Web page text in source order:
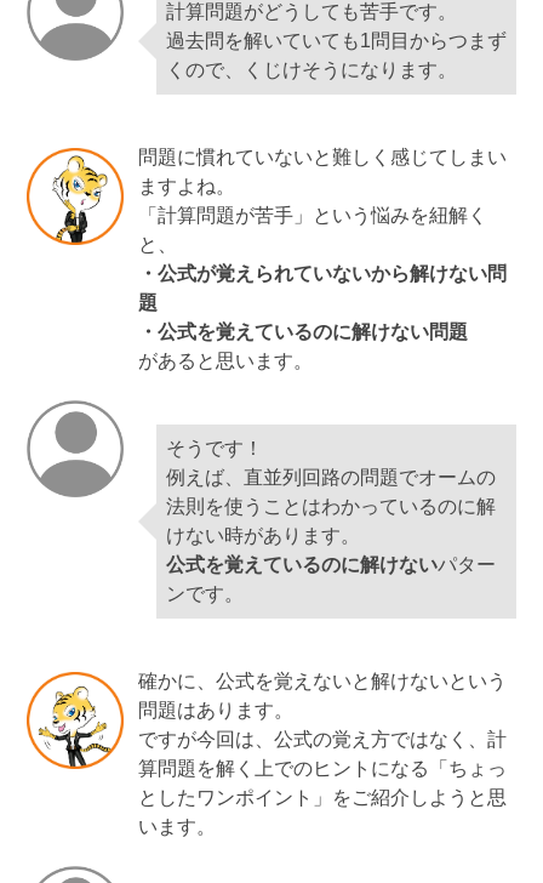
計算問題がどうしても苦手です。
過去問を解いていても1問目からつまず
くので、くじけそうになります。
問題に慣れていないと難しく感じてしまい
ますよね。
「計算問題が苦手」という悩みを紐解く
と、
・公式が覚えられていないから解けない問
題
・公式を覚えているのに解けない問題
があると思います。
そうです！
例えば、直並列回路の問題でオームの
法則を使うことはわかっているのに解
けない時があります。
公式を覚えているのに解けないパター
ンです。
確かに、公式を覚えないと解けないという
問題はあります。
ですが今回は、公式の覚え方ではなく、計
算問題を解く上でのヒントになる「ちょっ
としたワンポイント」をご紹介しようと思
います。